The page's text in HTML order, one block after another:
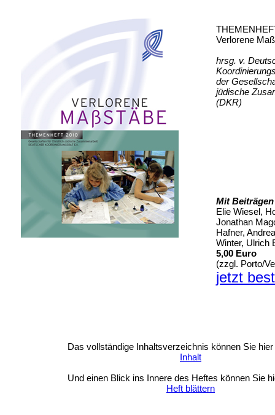
Verlorene
hrsg. v.
der
jüdische
(DKR)
Mit
Elie Wiesel,
Jonathan
Hafner,
Winter, Ulrich
5,00 Euro
(zzgl. Porto/
jetzt
Das vollständige Inhaltsverzeichnis können Sie
Inhalt
Und einen Blick ins Innere des Heftes können Sie
Heft blättern